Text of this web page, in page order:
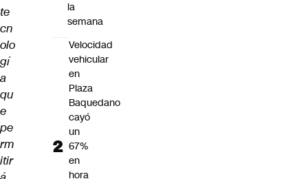
te
cn
olo
gí
a
qu
e
pe
rm
itir
la
semana
Velocidad
vehicular
en
Plaza
Baquedano
cayó
un
67%
en
hora